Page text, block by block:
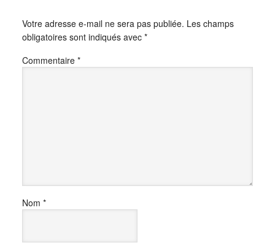
Votre adresse e-mail ne sera pas publiée. Les champs
obligatoires sont indiqués avec *
Commentaire *
Nom *